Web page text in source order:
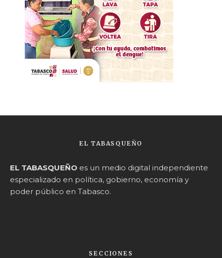
EL TABASQUEÑO
EL TABASQUEÑO es un medio digital independiente
especializado en política, gobierno, economía y
poder público en Tabasco.
SECCIONES